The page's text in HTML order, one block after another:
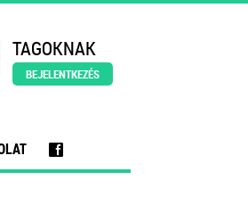
TAGOKNAK
BEJELENTKEZÉS
f